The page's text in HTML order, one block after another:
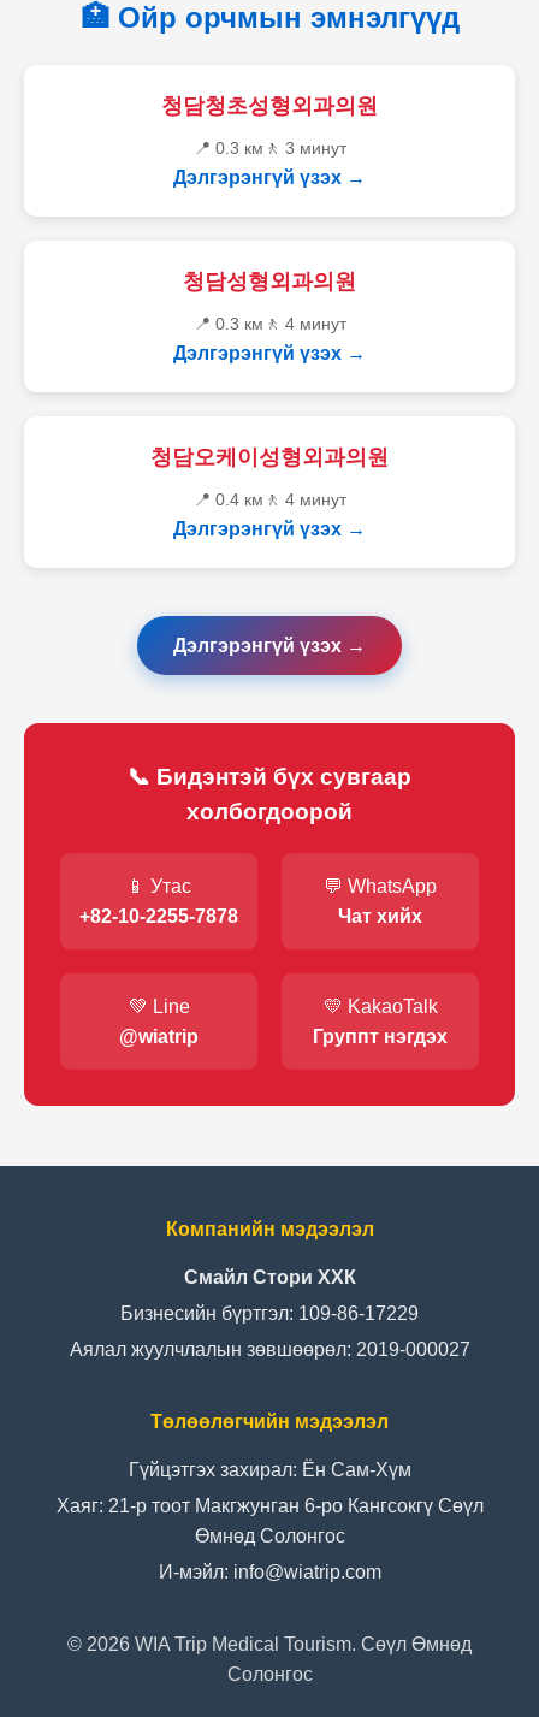
🏥 Ойр орчмын эмнэлгүүд
청담청초성형외과의원
📍 0.3 км 🚶 3 минут
Дэлгэрэнгүй үзэх →
청담성형외과의원
📍 0.3 км 🚶 4 минут
Дэлгэрэнгүй үзэх →
청담오케이성형외과의원
📍 0.4 км 🚶 4 минут
Дэлгэрэнгүй үзэх →
Дэлгэрэнгүй үзэх →
📞 Бидэнтэй бүх сувгаар
холбогдоорой
📱 Утас
+82-10-2255-7878
💬 WhatsApp
Чат хийх
💚 Line
@wiatrip
💛 KakaoTalk
Группт нэгдэх
Компанийн мэдээлэл
Смайл Стори ХХК
Бизнесийн бүртгэл: 109-86-17229
Аялал жуулчлалын зөвшөөрөл: 2019-000027
Төлөөлөгчийн мэдээлэл
Гүйцэтгэх захирал: Ён Сам-Хүм
Хаяг: 21-р тоот Макгжунган 6-ро Кангсокгү Сөүл
Өмнөд Солонгос
И-мэйл: info@wiatrip.com
© 2026 WIA Trip Medical Tourism. Сөүл Өмнөд
Солонгос